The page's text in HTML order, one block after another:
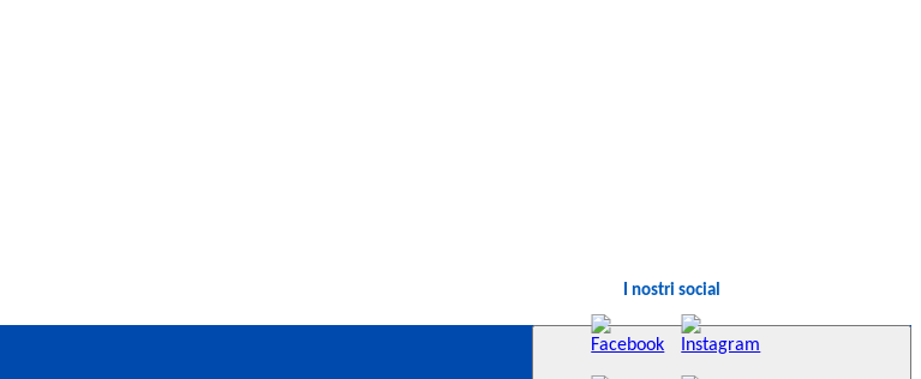
I nostri social